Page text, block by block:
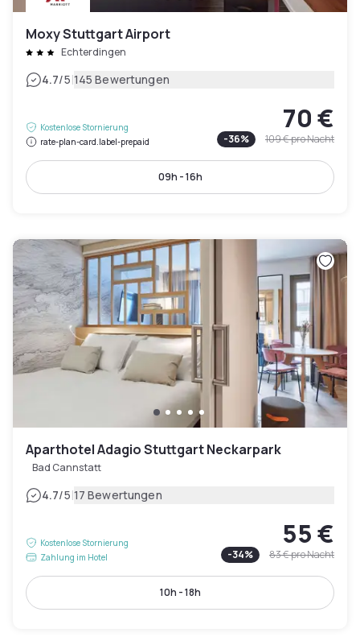
Moxy Stuttgart Airport
Echterdingen
4.7/5|145 Bewertungen
Kostenlose Stornierung
rate-plan-card.label-prepaid
70 €
-36% 109 €pro Nacht
09h - 16h
Aparthotel Adagio Stuttgart Neckarpark
Bad Cannstatt
4.7/5|17 Bewertungen
Kostenlose Stornierung
Zahlung im Hotel
55 €
-34% 83 €pro Nacht
10h - 18h